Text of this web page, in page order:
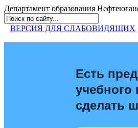
Департамент образования
ВЕРСИЯ ДЛЯ СЛАБОВИДЯЩИХ
Есть
учебного
сделать